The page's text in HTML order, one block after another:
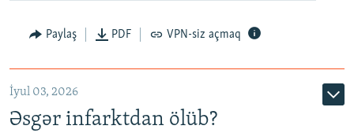
Auto 240p 360p 480p
720p 1080p
Paylaş PDF VPN-siz açmaq
İyul 03, 2026
Əsgər infarktdan ölüb?